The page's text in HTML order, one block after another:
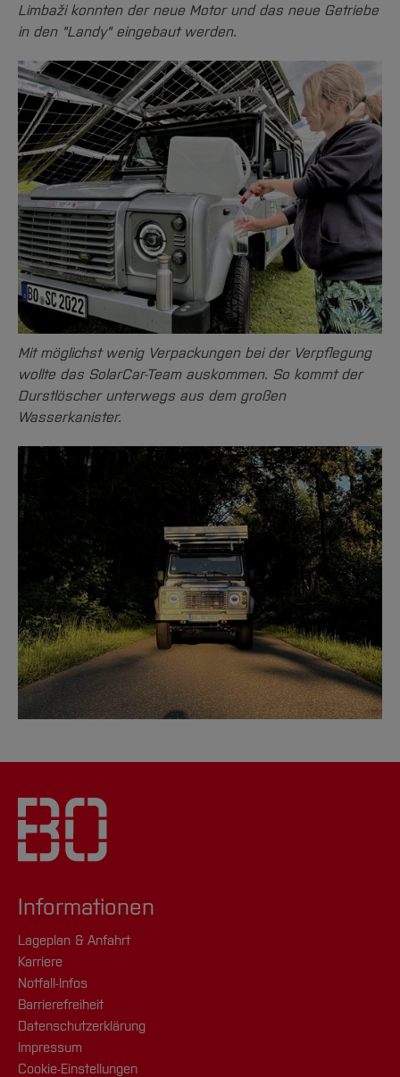
Limbaži konnten der neue Motor und das neue Getriebe
in den "Landy" eingebaut werden.
Mit möglichst wenig Verpackungen bei der Verpflegung
wollte das SolarCar-Team auskommen. So kommt der
Durstlöscher unterwegs aus dem großen
Wasserkanister.
Informationen
Lageplan & Anfahrt
Karriere
Notfall-Infos
Barrierefreiheit
Datenschutzerklärung
Impressum
Cookie-Einstellungen